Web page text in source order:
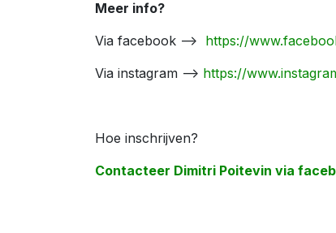
Meer info?
Via facebook --> https://
Via instagram --> https://
Hoe inschrijven?
Contacteer Dimitri Poitevin via